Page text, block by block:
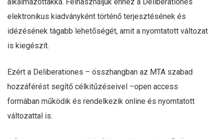
elektronikus kiadványként történő terjesztésének és
idézésének tágabb lehetőségét, amit a nyomtatott változat
is kiegészít.
Ezért a Deliberationes – összhangban az MTA szabad
hozzáférést segítő célkitűzéseivel –open access
formában működik és rendelkezik online és nyomtatott
változattal is.